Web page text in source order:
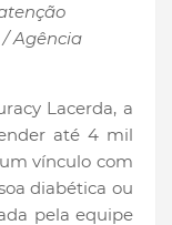
/ Agência
Lacerda, a
até 4 mil
vínculo com
diabética ou
pela equipe